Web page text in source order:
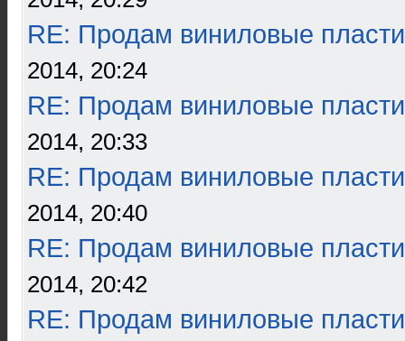
RE: Продам виниловые
2014, 20:24
RE: Продам виниловые
2014, 20:33
RE: Продам виниловые
2014, 20:40
RE: Продам виниловые
2014, 20:42
RE: Продам виниловые